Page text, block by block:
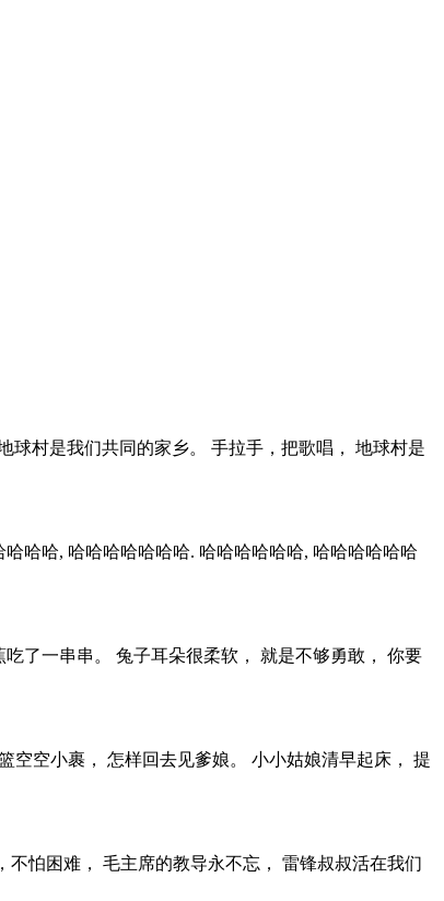
球村是我们共同的家乡。 手拉手，把歌唱， 地球村是
哈哈, 哈哈哈哈哈哈哈. 哈哈哈哈哈哈, 哈哈哈哈哈哈
了一串串。 兔子耳朵很柔软， 就是不够勇敢， 你要
空空小裹， 怎样回去见爹娘。 小小姑娘清早起床， 提
怕困难， 毛主席的教导永不忘， 雷锋叔叔活在我们